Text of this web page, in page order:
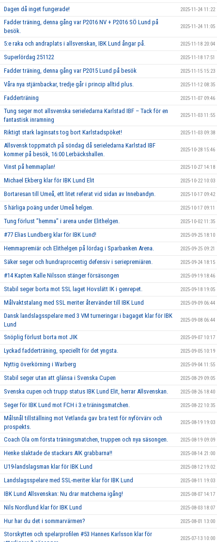
Dagen då inget fungerade! 2025-11-24 11:22
Fadder träning, denna gång var P2016 NV + P2016 SÖ Lund på
besök.
2025-11-24 11:05
5:e raka och andraplats i allsvenskan, IBK Lund ångar på. 2025-11-18 20:04
Superlördag 251122 2025-11-18 17:51
Fadder träning, denna gång var P2015 Lund på besök 2025-11-15 15:23
Våra nya stjärnbackar, tredje går i princip alltid plus. 2025-11-12 08:35
Fadderträning 2025-11-07 09:46
Tung seger mot allsvenska serieledarna Karlstad IBF – Tack för en
fantastisk inramning
2025-11-03 11:55
Riktigt stark laginsats tog bort Karlstadspöket! 2025-11-03 09:38
Allsvensk toppmatch på söndag då serieledarna Karlstad IBF
kommer på besök, 16:00 Lerbäckshallen.
2025-10-28 15:46
Vinst på hemmaplan! 2025-10-27 14:18
Michael Ekberg klar för IBK Lund Elit 2025-10-22 10:03
Bortaresan till Umeå, ett litet referat vid sidan av Innebandyn. 2025-10-17 09:42
5 härliga poäng under Umeå helgen. 2025-10-17 09:11
Tung förlust ’’hemma’’ i arena under Elithelgen. 2025-10-02 11:35
#77 Elias Lundberg klar för IBK Lund! 2025-09-25 18:10
Hemmapremiär och Elithelgen på lördag i Sparbanken Arena. 2025-09-25 09:21
Säker seger och hundraprocentig defensiv i seriepremiären. 2025-09-24 18:15
#14 Kapten Kalle Nilsson stänger försäsongen 2025-09-19 18:46
Stabil seger borta mot SSL laget Hovslätt IK i genrepet. 2025-09-18 19:05
Målvaktstalang med SSL meriter återvänder till IBK Lund 2025-09-09 06:44
Dansk landslagsspelare med 3 VM turneringar i bagaget klar för IBK
Lund
2025-09-08 06:44
Snöplig förlust borta mot JIK 2025-09-07 10:17
Lyckad fadderträning, speciellt för det yngsta. 2025-09-05 10:19
Nyttig överkörning i Warberg 2025-09-04 11:55
Stabil seger utan att glänsa i Svenska Cupen 2025-08-29 09:05
Svenska cupen och trupp status IBK Lund Elit, herrar Allsvenskan. 2025-08-26 18:40
Seger för IBK Lund mot FCH i 3:e träningsmatchen. 2025-08-22 10:35
Målsnål tillställning mot Vetlanda gav bra test för nyförvärv och
prospekts.
2025-08-19 19:03
Coach Ola om första träningsmatchen, truppen och nya säsongen. 2025-08-19 09:09
Henke slaktade de stackars AIK grabbarna!! 2025-08-14 21:00
U19-landslagsman klar för IBK Lund 2025-08-12 19:02
Landslagsspelare med SSL-meriter klar för IBK Lund 2025-08-11 19:03
IBK Lund Allsvenskan: Nu drar matcherna igång! 2025-08-07 14:17
Nils Nordlund klar för IBK Lund 2025-08-03 18:07
Hur har du det i sommarvärmen? 2025-08-01 13:00
Storskytten och spelarprofilen #53 Hannes Karlsson klar för
2025-07-13 10:00